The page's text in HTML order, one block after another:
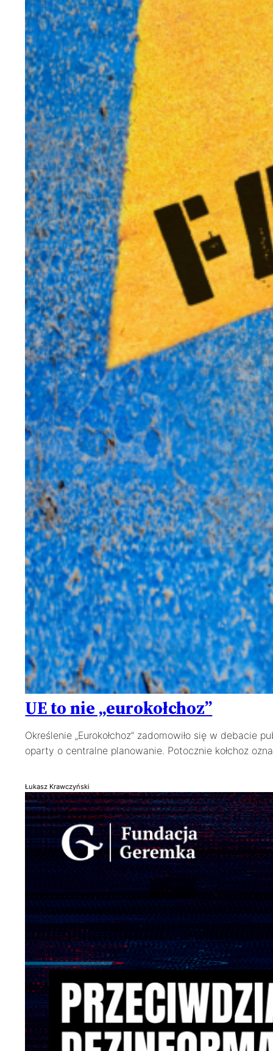
UE to nie „eurokołchoz”
Określenie „Eurokołchoz” zadomowiło się w
oparty o centralne planowanie. Potocznie kołchoz
Łukasz Krawczyński